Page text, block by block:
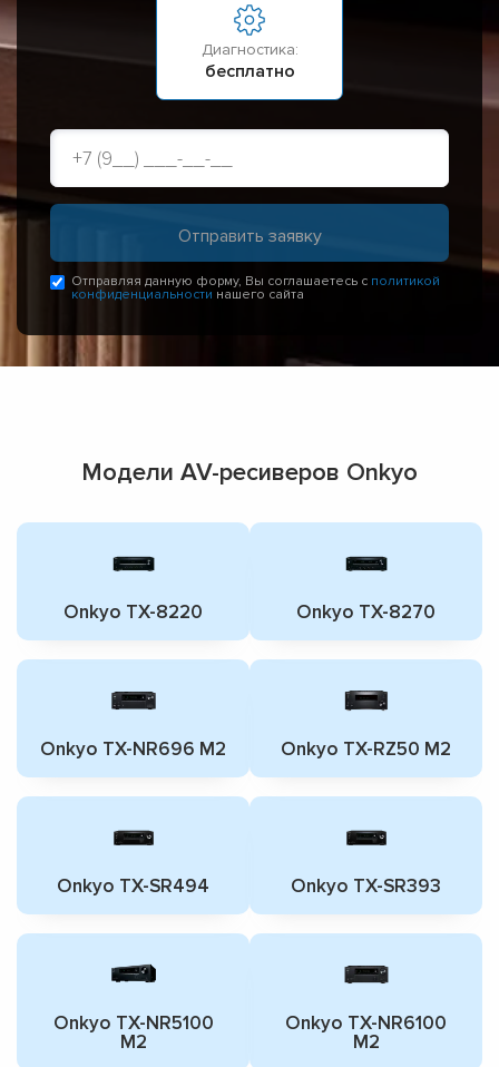
Диагностика:
бесплатно
Отправляя данную форму, Вы соглашаетесь с политикой
конфиденциальности нашего сайта
Модели AV-ресиверов Onkyo
Onkyo TX-8220 Onkyo TX-8270
Onkyo TX-NR696 M2 Onkyo TX-RZ50 M2
Onkyo TX-SR494 Onkyo TX-SR393
Onkyo TX-NR5100
M2
Onkyo TX-NR6100
M2